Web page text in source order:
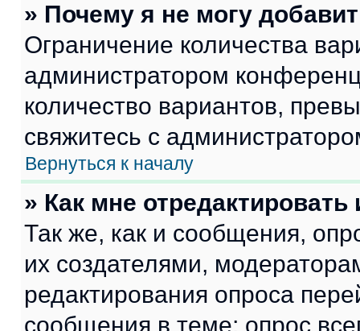
» Почему я не могу
Ограничение количества
администратором
количество вариантов,
свяжитесь с
Вернуться к началу
» Как мне
Так же, как и сообщения,
их создателями,
редактирования опроса
сообщения в теме; опрос